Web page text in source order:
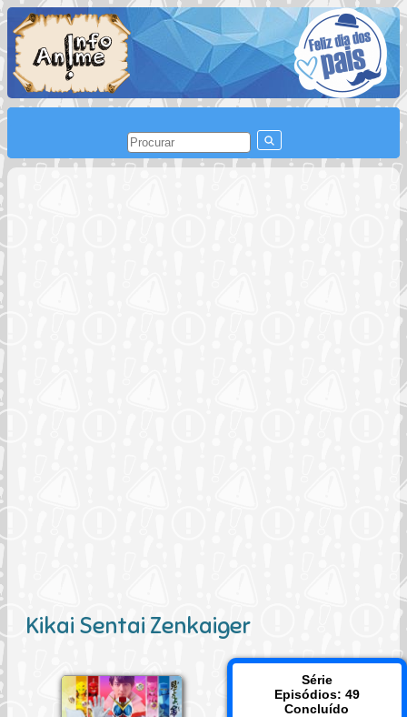
Kikai Sentai Zenkaiger
Série
Episódios: 49
Concluído